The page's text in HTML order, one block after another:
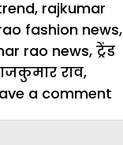
, rajkumar
fashion news,
rao news, ट्रेंड
राव,
a comment